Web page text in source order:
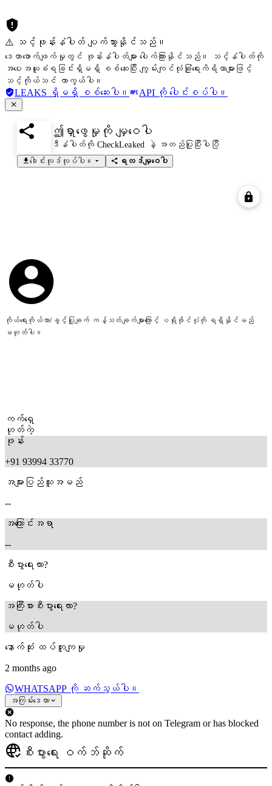
⚠️ သင့်ဖုန်းနံပါတ် ပျက်သွားနိုင်သည်။
ဒေတာဖောက်ဖျက်မှုတွင် ဖုန်းနံပါတ်များ ပေါက်ကြားနိုင်သည်။ သင့်နံပါတ်ကို
အပေးအယူခံရခြင်းရှိမရှိ စစ်ဆေးပြီး ကျွမ်းကျင်လုံခြုံရေးကိရိယာများဖြင့်
သင့်ကိုယ်သင် ကာကွယ်ပါ။
LEAKS ရှိမရှိ စစ်ဆေးပါ။ API ကို ပေါင်းစပ်ပါ။
ဤရှာဖွေမှုကို မျှဝေပါ
ဒီနံပါတ်ကို CheckLeaked နဲ့ အတည်ပြုပြီးပါပြီ
ဒေါင်းလုဒ်လုပ်ပါ။
ရလဒ်မျှဝေပါ
ကိုယ်ရေးကိုယ်တာ/ခွင့်ပြုချက် ကန့်သတ်ချက်များကြောင့် ပရိုဖိုင်ပုံကို ရရှိနိုင်မည်
မဟုတ်ပါ။
ကက်ရှေ
ဟုတ်ကဲ့
ဖုန်း
+91 93994 33770
အများပြည်သူအမည်
--
အကြောင်းအရာ
--
စီးပွားရေးလား?
မဟုတ်ပါ
အကြီးစားစီးပွားရေးလား?
မဟုတ်ပါ
နောက်ဆုံး ထပ်တူကျမှု
2 months ago
WHATSAPP ကို ဆက်သွယ်ပါ။
အကြမ်းဒေတာ
No response, the phone number is not on Telegram or has blocked
contact adding.
စီးပွားရေး ဝက်ဘ်ဆိုက်